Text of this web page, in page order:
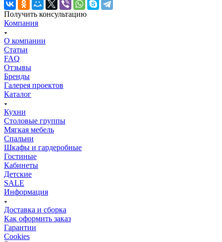
Получить консультацию
Компания
О компании
Статьи
FAQ
Отзывы
Бренды
Галерея проектов
Каталог
Кухни
Столовые группы
Мягкая мебель
Спальни
Шкафы и гардеробные
Гостиные
Кабинеты
Детские
SALE
Информация
Доставка и сборка
Как оформить заказ
Гapaнтии
Cookies